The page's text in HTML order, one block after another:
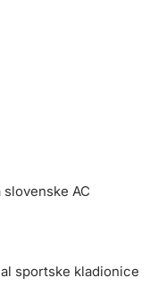
AC
sportske kladionice